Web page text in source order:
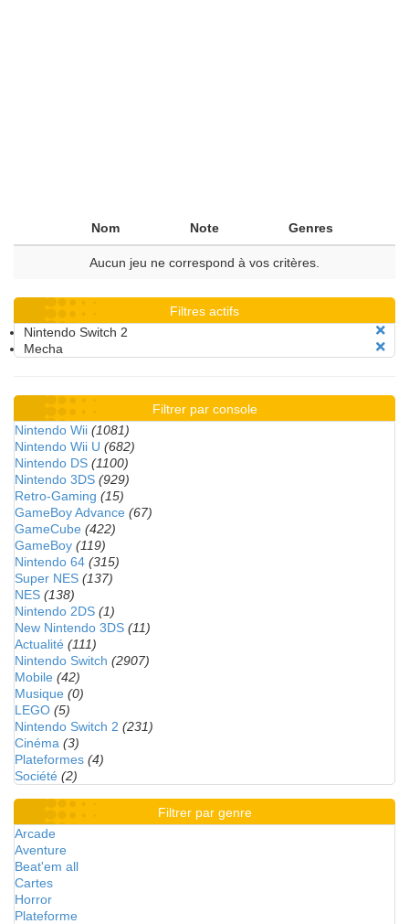
Nom Note Genres
Aucun jeu ne correspond à vos critères.
Filtres actifs
Nintendo Switch 2
Mecha
Filtrer par console
Nintendo Wii (1081)
Nintendo Wii U (682)
Nintendo DS (1100)
Nintendo 3DS (929)
Retro-Gaming (15)
GameBoy Advance (67)
GameCube (422)
GameBoy (119)
Nintendo 64 (315)
Super NES (137)
NES (138)
Nintendo 2DS (1)
New Nintendo 3DS (11)
Actualité (111)
Nintendo Switch (2907)
Mobile (42)
Musique (0)
LEGO (5)
Nintendo Switch 2 (231)
Cinéma (3)
Plateformes (4)
Société (2)
Filtrer par genre
Arcade
Aventure
Beat'em all
Cartes
Horror
Plateforme